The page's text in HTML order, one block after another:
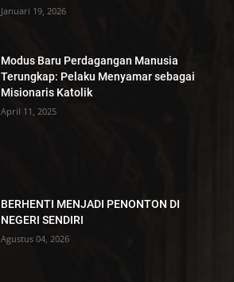
Januari 19, 2026
Modus Baru Perdagangan Manusia
Terungkap: Pelaku Menyamar sebagai
Misionaris Katolik
April 11, 2025
BERHENTI MENJADI PENONTON DI
NEGERI SENDIRI
Agustus 04, 2026